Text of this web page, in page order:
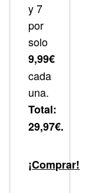
y 7
por
solo
9,99€
cada
una.
Total:
29,97€.
¡Comprar!